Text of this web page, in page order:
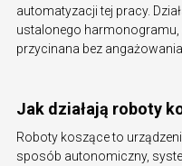
automatyzacji tej pracy.
ustalonego harmonogramu,
przycinana bez
Jak działają roboty
Roboty koszące to
sposób autonomiczny,